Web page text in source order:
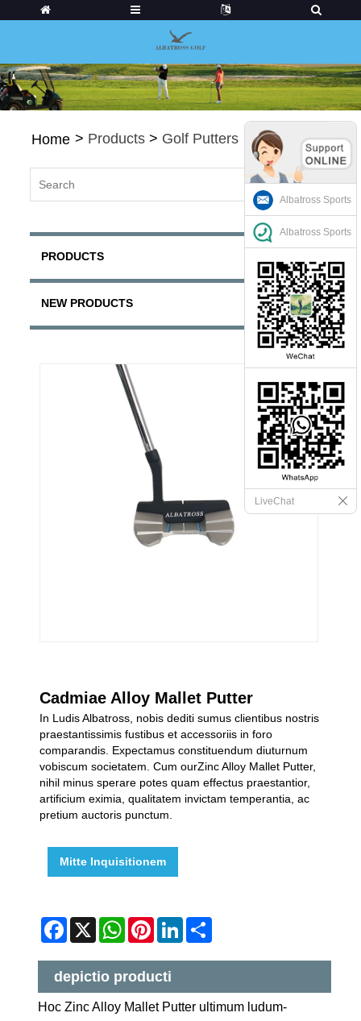
Home > Products > Golf Putters
PRODUCTS
NEW PRODUCTS
Cadmiae Alloy Mallet Putter
In Ludis Albatross, nobis dediti sumus clientibus nostris
praestantissimis fustibus et accessoriis in foro
comparandis. Expectamus constituendum diuturnum
vobiscum societatem. Cum ourZinc Alloy Mallet Putter,
nihil minus sperare potes quam effectus praestantior,
artificium eximia, qualitatem invictam temperantia, ac
pretium auctoris punctum.
Mitte Inquisitionem
Facebook
X WhatsApp
Pinterest
LinkedIn
depictio producti
Hoc Zinc Alloy Mallet Putter ultimum ludum-
Albatross Sports
Albatross Sports
LiveChat